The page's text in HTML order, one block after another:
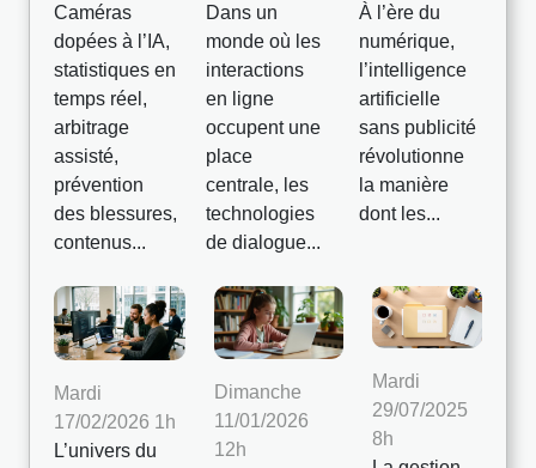
Caméras
dopées à l’IA,
statistiques en
temps réel,
arbitrage
assisté,
prévention
des blessures,
contenus...
Dans un
monde où les
interactions
en ligne
occupent une
place
centrale, les
technologies
de dialogue...
À l’ère du
numérique,
l’intelligence
artificielle
sans publicité
révolutionne
la manière
dont les...
Mardi
17/02/2026 1h
L’univers du
Dimanche
11/01/2026
12h
Mardi
29/07/2025
8h